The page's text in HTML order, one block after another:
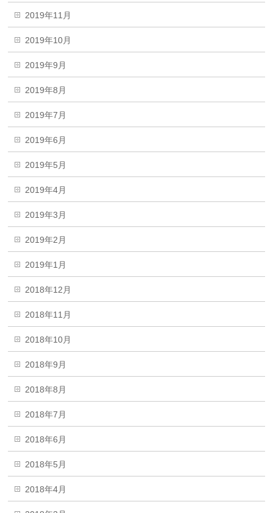
2019年11月
2019年10月
2019年9月
2019年8月
2019年7月
2019年6月
2019年5月
2019年4月
2019年3月
2019年2月
2019年1月
2018年12月
2018年11月
2018年10月
2018年9月
2018年8月
2018年7月
2018年6月
2018年5月
2018年4月